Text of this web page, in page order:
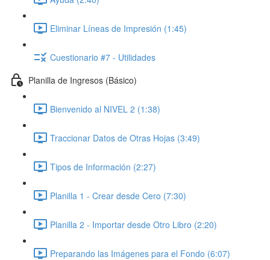
Eliminar Líneas de Impresión (1:45)
Cuestionario #7 - Utilidades
Planilla de Ingresos (Básico)
Bienvenido al NIVEL 2 (1:38)
Traccionar Datos de Otras Hojas (3:49)
Tipos de Información (2:27)
Planilla 1 - Crear desde Cero (7:30)
Planilla 2 - Importar desde Otro Libro (2:20)
Preparando las Imágenes para el Fondo (6:07)